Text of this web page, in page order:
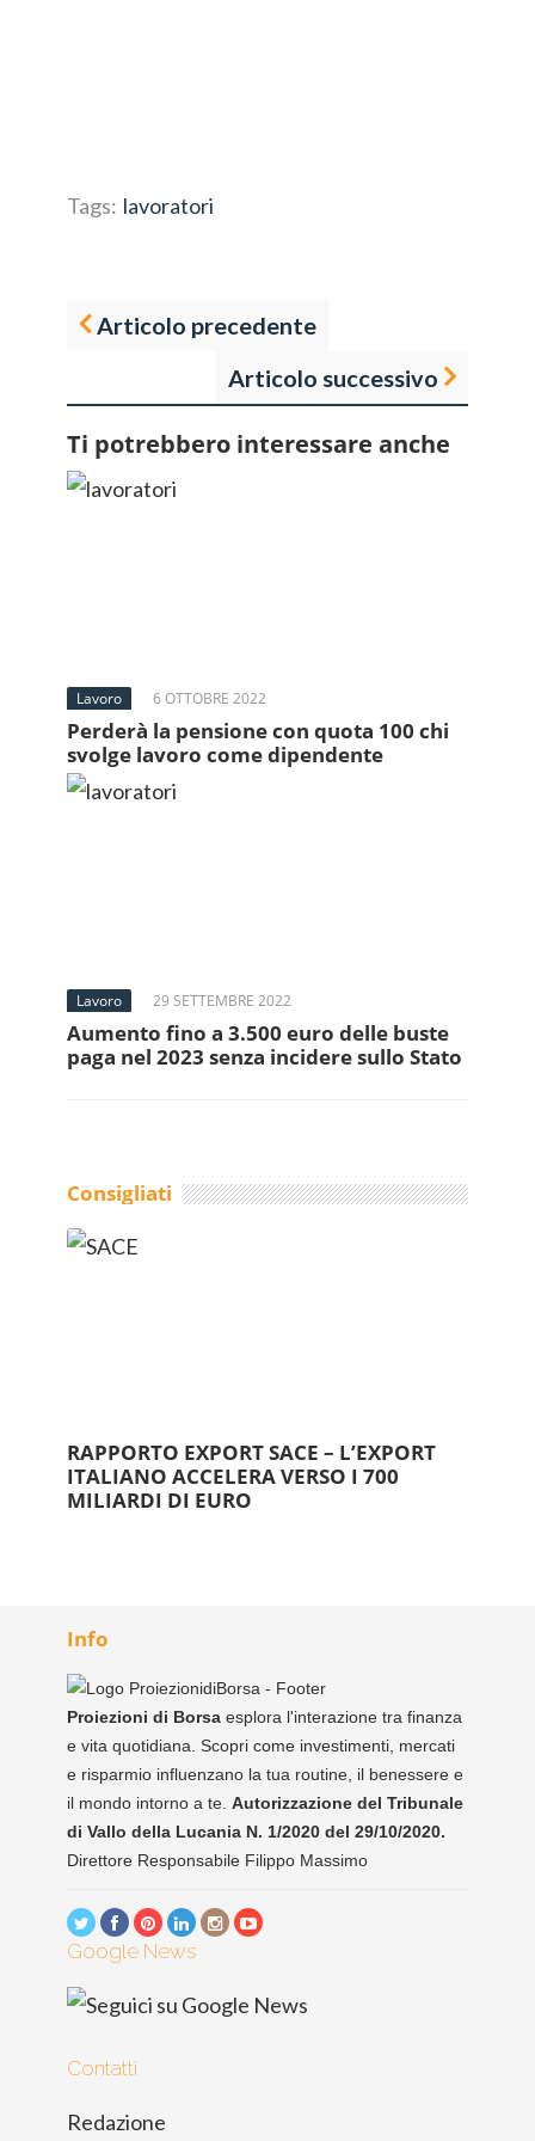
Tags: lavoratori
Articolo precedente
Articolo successivo
Ti potrebbero interessare anche
Lavoro 6 OTTOBRE 2022
Perderà la pensione con quota 100 chi
svolge lavoro come dipendente
Lavoro 29 SETTEMBRE 2022
Aumento fino a 3.500 euro delle buste
paga nel 2023 senza incidere sullo Stato
Consigliati
RAPPORTO EXPORT SACE – L’EXPORT
ITALIANO ACCELERA VERSO I 700
MILIARDI DI EURO
Info
Proiezioni di Borsa esplora l'interazione tra finanza
e vita quotidiana. Scopri come investimenti, mercati
e risparmio influenzano la tua routine, il benessere e
il mondo intorno a te. Autorizzazione del Tribunale
di Vallo della Lucania N. 1/2020 del 29/10/2020.
Direttore Responsabile Filippo Massimo
Google News
Contatti
Redazione